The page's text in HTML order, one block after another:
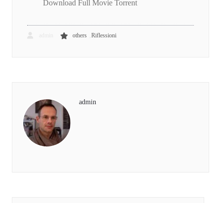
Download Full Movie Torrent
others Riflessioni
admin